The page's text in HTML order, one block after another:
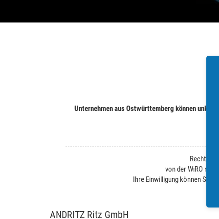
Unternehmen aus Ostwürttemberg können
von der WiRO
Ihre Einwilligung können Sie
ANDRITZ Ritz GmbH